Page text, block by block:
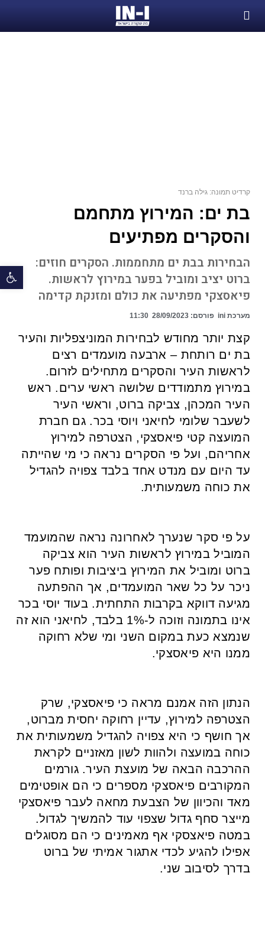
קרדיט תמונה: גילה ברנד
בת ים: המירוץ מתחמם
והסקרים מפתיעים
הבחירות בבת ים מתחממות. הסקרים חוזים:
ברוט יציב ומוביל בפער במירוץ לראשות.
פיאסצקי מפתיעה את כולם ומזנקת קדימה
מערכת ini פורסם: 11:30
קצת יותר מחודש לבחירות המוניצפליות והעיר
בת ים רותחת – ארבעה מועמדים רצים
לראשות העיר והסקרים מתחילים לזרום.
במירוץ מתמודדים שלושה ראשי ערים. ראש
העיר המכהן, צביקה ברוט, וראשי העיר
לשעבר שלומי לחיאני ויוסי בכר. גם חברת
המועצה קטי פיאסצקי, הצטרפה למירוץ
אחריהם, ועל פי הסקרים נראה כי מי שהייתה
עד היום עם מנדט אחד בלבד צפויה להגדיל
את כוחה משמעותית.
על פי סקר שנערך לאחרונה נראה שהמועמד
המוביל במירוץ לראשות העיר הוא צביקה
ברוט ומוביל את המירוץ ביציבות ופותח פער
ניכר על כל שאר המועמדים, אך ההפתעה
מגיעה דווקא בקרבות התחתית. בעוד יוסי בכר
אינו בתמונה וזוכה ל-1% בלבד, לחיאני הוא זה
שנמצא כעת במקום השני ומי שלא רחוקה
ממנו היא פיאסצקי.
הנתון הזה אמנם מראה כי פיאסצקי, שרק
הצטרפה למירוץ, עדיין רחוקה יחסית מברוט,
אך חושף כי היא צפויה להגדיל משמעותית את
כוחה במועצה ולהוות לשון מאזניים לקראת
ההרכבה הבאה של מועצת העיר. גורמים
המקורבים פיאסצקי מספרים כי הם אופטימים
מאד והכיוון של הצבעת מחאה לעבר פיאסצקי
מייצר סחף גדול שצפוי עוד להמשיך לגדול.
במטה פיאצסקי אף מאמינים כי הם מסוגלים
אפילו להגיע לכדי אתגור אמיתי של ברוט
בדרך לסיבוב שני.